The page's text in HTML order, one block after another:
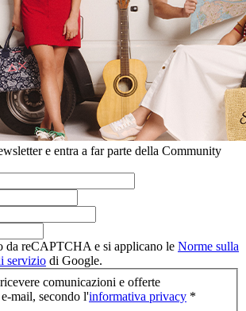
e entra a far parte della Community
da reCAPTCHA e si applicano le Norme sulla
servizio di Google.
comunicazioni e offerte
mail, secondo l'informativa privacy *